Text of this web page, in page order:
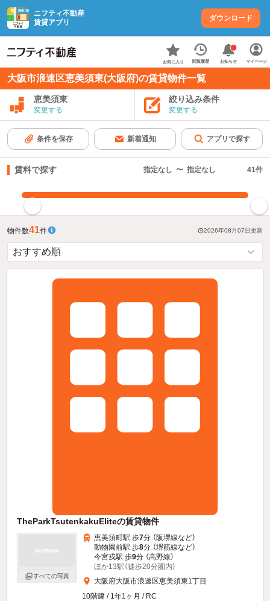
ニフティ不動産
賃貸アプリ
ダウンロード
お気に入り 閲覧履歴 お知らせ マイページ
大阪市浪速区恵美須東(大阪府)の賃貸物件一覧
恵美須東
変更する
絞り込み条件
変更する
条件を保存 新着通知 アプリで探す
賃料で探す 指定なし 〜 指定なし 41件
物件数41件 2026年08月07日更新
TheParkTsutenkakuEliteの賃貸物件
すべての写真
恵美須町駅 歩7分 （阪堺線など）
動物園前駅 歩8分 （堺筋線など）
今宮戎駅 歩9分 （高野線）
ほか13駅（徒歩20分圏内）
大阪府大阪市浪速区恵美須東1丁目
10階建 / 1年1ヶ月 / RC